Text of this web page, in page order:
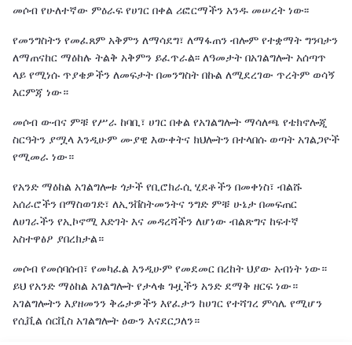
መሶብ የሁለተኛው ምዕራፍ የሀገር በቀል ሪፎርማችን አንዱ መሠረት ነው፡፡
የመንግስትን የመፈጸም አቅምን ለማሳደግ፣ ለማፋጠን ብሎም የተቋማት ግንባታን
ለማጠናከር ማዕከሉ ትልቅ አቅምን ይፈጥራል፡፡ ለዓመታት በአገልግሎት አሰጣጥ
ላይ የሚነሱ ጥያቄዎችን ለመፍታት በመንግስት በኩል ለሚደረገው ጥረትም ወሳኝ
እርምጃ ነው።
መሶብ ውብና ምቹ የሥራ ከባቢ፣ ሀገር በቀል የአገልግሎት ማሳለጫ የቴክኖሎጂ
ስርዓትን ያሟላ እንዲሁም ሙያዊ እውቀትና ክህሎትን በተላበሱ ወጣት አገልጋዮች
የሚመራ ነው።
የአንድ ማዕከል አገልግሎቱ ጎታች የቢሮክራሲ ሂደቶችን በመቀነስ፣ ብልሹ
አሰራሮችን በማስወገድ፣ ለኢንቨስትመንትና ንግድ ምቹ ሁኔታ በመፍጠር
ለሀገራችን የኢኮኖሚ እድገት እና መዳረሻችን ለሆነው ብልጽግና ከፍተኛ
አስተዋፅዖ ያበረክታል።
መሶብ የመሰባሰብ፣ የመካፈል እንዲሁም የመደመር በረከት ህያው አብነት ነው።
ይህ የአንድ ማዕከል አገልግሎት የታላቁ ጉዟችን አንድ ደማቅ ዘርፍ ነው።
አገልግሎትን እያዘመንን ቅሬታዎችን እየፈታን ከሀገር የተሻገረ ምሳሌ የሚሆን
የሲቪል ሰርቪስ አገልግሎት ዕውን እናደርጋለን።